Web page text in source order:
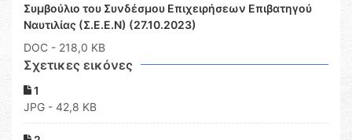
Συμβούλιο του Συνδέσμου Επιχειρήσεων Επιβατηγού
Ναυτιλίας (Σ.Ε.Ε.Ν) (27.10.2023)
DOC - 218,0 KB
Σχετικες εικόνες
1
JPG - 42,8 KB